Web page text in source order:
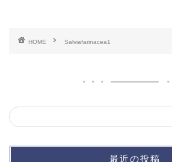
HOME Salviafarinacea1
最近の投稿